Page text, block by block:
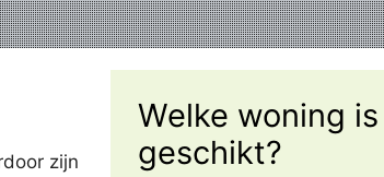
zijn
Welke woning is
geschikt?